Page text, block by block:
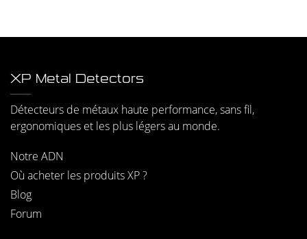
XP Metal Detectors
Détecteurs de métaux haute performance, sans fil,
ergonomiques et les plus légers au monde.
Notre ADN
Où acheter les produits XP ?
Blog
Forum